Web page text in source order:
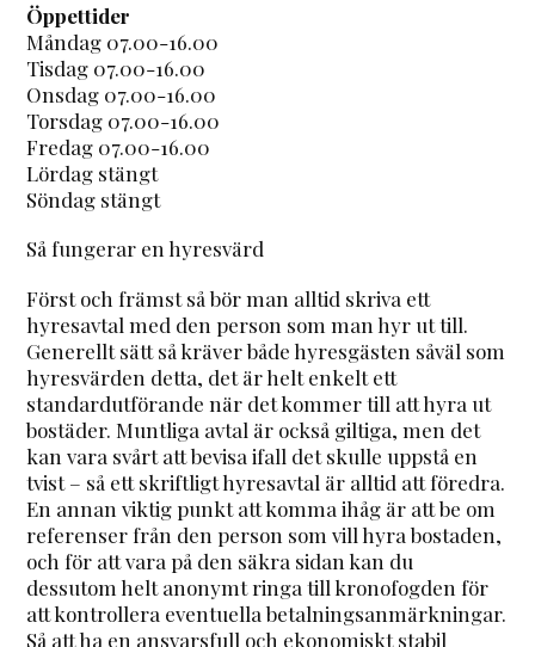
Öppettider
Måndag 07.00-16.00
Tisdag 07.00-16.00
Onsdag 07.00-16.00
Torsdag 07.00-16.00
Fredag 07.00-16.00
Lördag stängt
Söndag stängt
Så fungerar en hyresvärd
Först och främst så bör man alltid skriva ett
hyresavtal med den person som man hyr ut till.
Generellt sätt så kräver både hyresgästen såväl som
hyresvärden detta, det är helt enkelt ett
standardutförande när det kommer till att hyra ut
bostäder. Muntliga avtal är också giltiga, men det
kan vara svårt att bevisa ifall det skulle uppstå en
tvist – så ett skriftligt hyresavtal är alltid att föredra.
En annan viktig punkt att komma ihåg är att be om
referenser från den person som vill hyra bostaden,
och för att vara på den säkra sidan kan du
dessutom helt anonymt ringa till kronofogden för
att kontrollera eventuella betalningsanmärkningar.
Så att ha en ansvarsfull och ekonomiskt stabil